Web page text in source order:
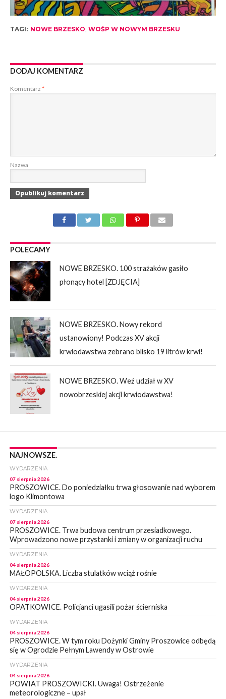
TAGI: NOWE BRZESKO, WOŚP W NOWYM BRZESKU
DODAJ KOMENTARZ
Komentarz *
Nazwa
POLECAMY
NOWE BRZESKO. 100 strażaków gasiło
płonący hotel [ZDJĘCIA]
NOWE BRZESKO. Nowy rekord
ustanowiony! Podczas XV akcji
krwiodawstwa zebrano blisko 19 litrów krwi!
NOWE BRZESKO. Weź udział w XV
nowobrzeskiej akcji krwiodawstwa!
NAJNOWSZE.
WYDARZENIA
07 sierpnia 2026
PROSZOWICE. Do poniedziałku trwa głosowanie nad wyborem
logo Klimontowa
WYDARZENIA
07 sierpnia 2026
PROSZOWICE. Trwa budowa centrum przesiadkowego.
Wprowadzono nowe przystanki i zmiany w organizacji ruchu
WYDARZENIA
04 sierpnia 2026
MAŁOPOLSKA. Liczba stulatków wciąż rośnie
WYDARZENIA
04 sierpnia 2026
OPATKOWICE. Policjanci ugasili pożar ścierniska
WYDARZENIA
04 sierpnia 2026
PROSZOWICE. W tym roku Dożynki Gminy Proszowice odbędą
się w Ogrodzie Pełnym Lawendy w Ostrowie
WYDARZENIA
04 sierpnia 2026
POWIAT PROSZOWICKI. Uwaga! Ostrzeżenie
meteorologiczne – upał